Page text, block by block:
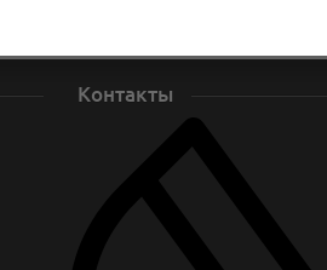
Контакты